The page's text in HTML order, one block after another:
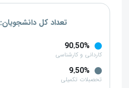
تعداد کل دانشجویان: 19٬165
90.50%
کاردانی و کارشناسی
9.50%
تحصبلات تکمیلی